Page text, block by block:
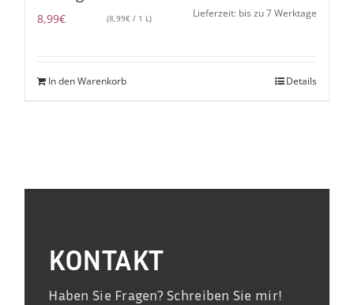
8,99€ (8,99€ / 1 L) Lieferzeit: bis zu 7 Werktage
In den Warenkorb Details
KONTAKT
Haben Sie Fragen? Schreiben Sie mir!